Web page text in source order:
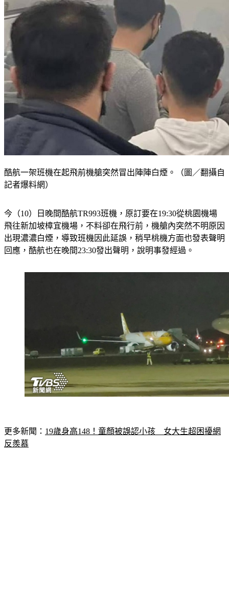
酷航一架班機在起飛前機艙突然冒出陣陣白煙。（圖／翻攝自
記者爆料網）
今（10）日晚間酷航TR993班機，原訂要在19:30從桃園機場
飛往新加坡樟宜機場，不料卻在飛行前，機艙內突然不明原因
出現濃濃白煙，導致班機因此延誤，稍早桃機方面也發表聲明
回應，酷航也在晚間23:30發出聲明，說明事發經過。
更多新聞： 19歲身高148！童顏被誤認小孩　女大生超困擾網
反羨慕